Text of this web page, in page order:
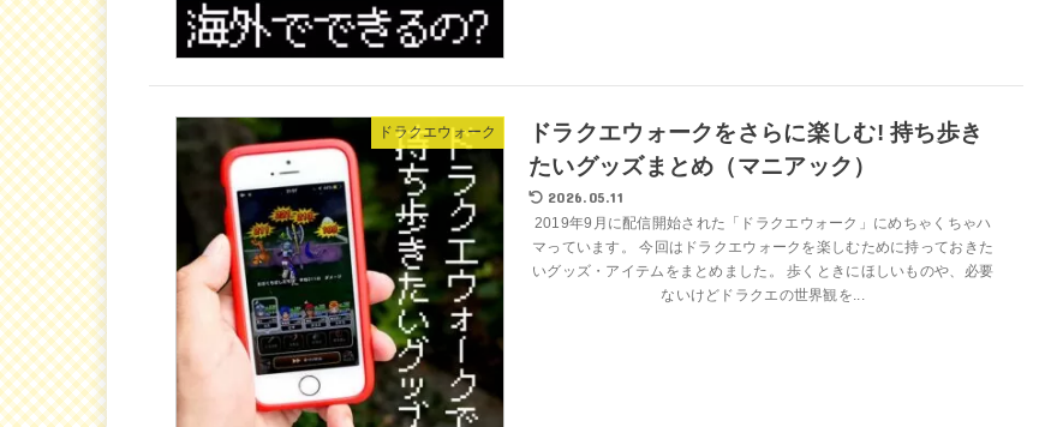
ドラクエウォーク
ドラクエウォークをさらに楽しむ! 持ち歩き
たいグッズまとめ（マニアック）
2026.05.11
2019年9月に配信開始された「ドラクエウォーク」にめちゃくちゃハ
マっています。 今回はドラクエウォークを楽しむために持っておきた
いグッズ・アイテムをまとめました。 歩くときにほしいものや、必要
ないけどドラクエの世界観を...